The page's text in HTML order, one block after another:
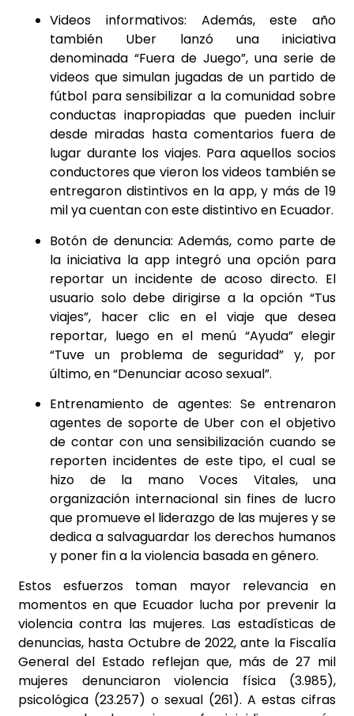
Videos informativos: Además, este año
también Uber lanzó una iniciativa
denominada “Fuera de Juego”, una serie de
videos que simulan jugadas de un partido de
fútbol para sensibilizar a la comunidad sobre
conductas inapropiadas que pueden incluir
desde miradas hasta comentarios fuera de
lugar durante los viajes. Para aquellos socios
conductores que vieron los videos también se
entregaron distintivos en la app, y más de 19
mil ya cuentan con este distintivo en Ecuador.
Botón de denuncia: Además, como parte de
la iniciativa la app integró una opción para
reportar un incidente de acoso directo. El
usuario solo debe dirigirse a la opción “Tus
viajes”, hacer clic en el viaje que desea
reportar, luego en el menú “Ayuda” elegir
“Tuve un problema de seguridad” y, por
último, en “Denunciar acoso sexual”.
Entrenamiento de agentes: Se entrenaron
agentes de soporte de Uber con el objetivo
de contar con una sensibilización cuando se
reporten incidentes de este tipo, el cual se
hizo de la mano Voces Vitales, una
organización internacional sin fines de lucro
que promueve el liderazgo de las mujeres y se
dedica a salvaguardar los derechos humanos
y poner fin a la violencia basada en género.
Estos esfuerzos toman mayor relevancia en
momentos en que Ecuador lucha por prevenir la
violencia contra las mujeres. Las estadísticas de
denuncias, hasta Octubre de 2022, ante la Fiscalía
General del Estado reflejan que, más de 27 mil
mujeres denunciaron violencia física (3.985),
psicológica (23.257) o sexual (261). A estas cifras